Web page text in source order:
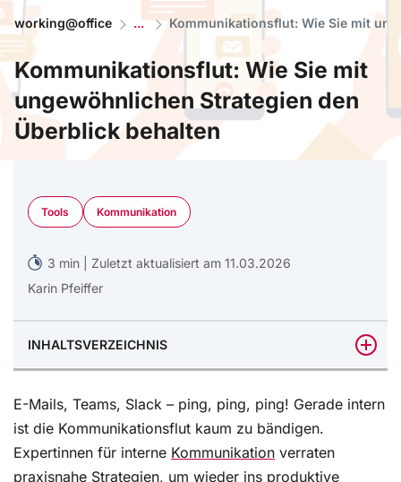
working@office Kommunikationsflut: Wie Sie mit
Kommunikationsflut: Wie Sie mit
ungewöhnlichen Strategien den
Überblick behalten
Tools Kommunikation
3 min | Zuletzt aktualisiert am 11.03.2026
Karin Pfeiffer
INHALTSVERZEICHNIS
Interne Kommunikation ausrichten
5 Impulse, die sich sofort umsetzen lassen
E-Mails, Teams, Slack – ping, ping, ping! Gerade intern
ist die Kommunikationsflut kaum zu bändigen.
Expertinnen für interne Kommunikation verraten
praxisnahe Strategien, um wieder ins produktive